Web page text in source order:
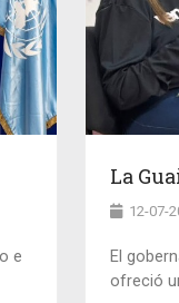
e
La
12-07-
El
ofreció